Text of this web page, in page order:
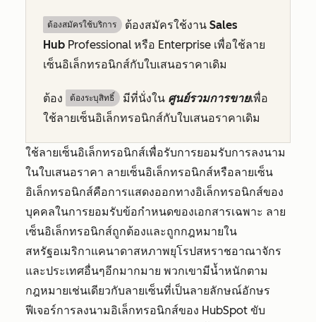
ต้องสมัครใช้บริการ ต้องสมัครใช้งาน Sales
Hub Professional หรือ Enterprise เพื่อใช้ลาย
เซ็นอิเล็กทรอนิกส์กับใบเสนอราคาเดิม
ต้อง ต้องระบุสิทธิ์ มีที่นั่งใน ศูนย์รวมการขายเพื่อ
ใช้ลายเซ็นอิเล็กทรอนิกส์กับใบเสนอราคาเดิม
ใช้ลายเซ็นอิเล็กทรอนิกส์เพื่อรับการยอมรับการลงนาม
ในใบเสนอราคา ลายเซ็นอิเล็กทรอนิกส์หรือลายเซ็น
อิเล็กทรอนิกส์คือการแสดงออกทางอิเล็กทรอนิกส์ของ
บุคคลในการยอมรับข้อกำหนดของเอกสารเฉพาะ ลาย
เซ็นอิเล็กทรอนิกส์ถูกต้องและถูกกฎหมายใน
สหรัฐอเมริกาแคนาดาสหภาพยุโรปสหราชอาณาจักร
และประเทศอื่นๆอีกมากมาย พวกเขามีน้ำหนักตาม
กฎหมายเช่นเดียวกับลายเซ็นที่เป็นลายลักษณ์อักษร
ฟีเจอร์การลงนามอิเล็กทรอนิกส์ของ HubSpot ขับ